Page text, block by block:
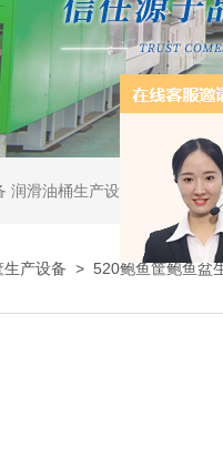
润滑油桶生产设备
生产设备 > 520鲍鱼筐鲍鱼盆